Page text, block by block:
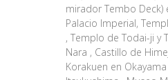
mirador Tembo Deck)
Palacio Imperial,
, Templo de Todai-ji y
Nara , Castillo de
Korakuen en